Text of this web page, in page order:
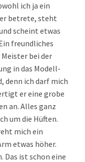
ich ja ein
betrete, steht
scheint etwas
freundliches
bei der
in das Modell-
denn ich darf mich
er eine grobe
an. Alles ganz
um die Hüften.
mich ein
etwas höher.
Das ist schon eine